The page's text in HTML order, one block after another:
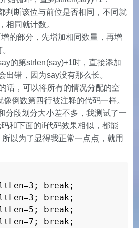
判断该位与前位是否相同，不同就
相同就计数。
的部分，先增加相同数量，再增
的第strlen(say)+1时，直接添加
出错，因为say没有那么长。
话，可以将所有的情况分配的空
倒数第四行被注释的代码一样。
分段划分大小差不多，我测试了一
和下面的if代码效果相似，都能
以为了显得我正常一点点，就用
break;
break;
break;
break;